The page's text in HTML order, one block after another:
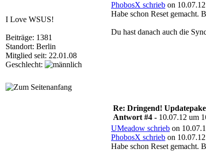
I Love WSUS!
Beiträge: 1381
Standort: Berlin
Mitglied seit: 22.01.08
Geschlecht:
PhobosX schrieb on
Habe schon Reset gemacht.
Du hast danach auch die
Re: Dringend!
Antwort #4 - 10.07.12 um
UMeadow schrieb on
PhobosX schrieb on
Habe schon Reset gemacht.